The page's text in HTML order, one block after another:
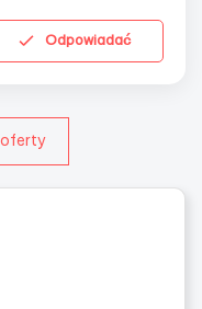
Odpowiadać
oferty